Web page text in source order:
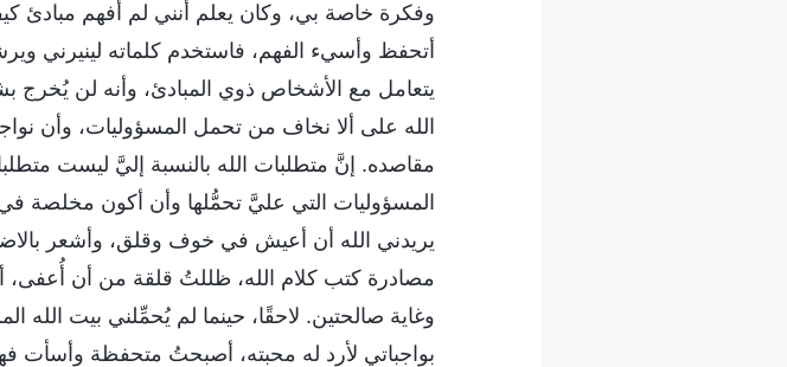
وفكرة خاصة بي، وكان يعلم أنني لم أفهم مبادئ
أتحفظ وأسيء الفهم، فاستخدم كلماته لينيرني
يتعامل مع الأشخاص ذوي المبادئ، وأنه لن
الله على ألا نخاف من تحمل المسؤوليات، وأن
مقاصده. إنَّ متطلبات الله بالنسبة إليَّ ليست
المسؤوليات التي عليَّ تحمُّلها وأن أكون مخلصة
يريدني الله أن أعيش في خوف وقلق، وأشعر
مصادرة كتب كلام الله، ظللتُ قلقة من أن
وغاية صالحتين. لاحقًا، حينما لم يُحمِّلني بيت الله
بواجباتي لأرد له محبته، أصبحتُ متحفظة وأسأت